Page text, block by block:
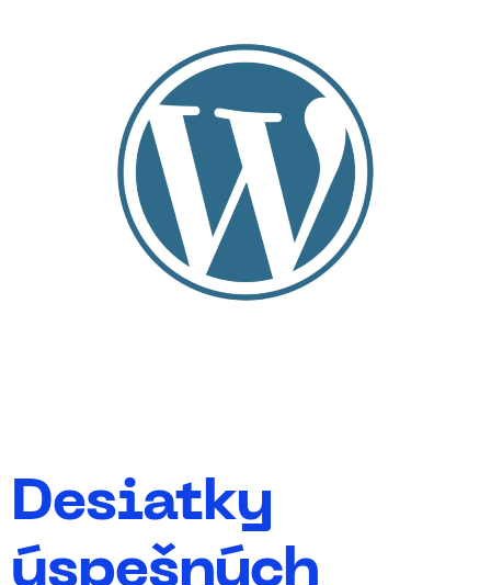
Desiatky
úspešných